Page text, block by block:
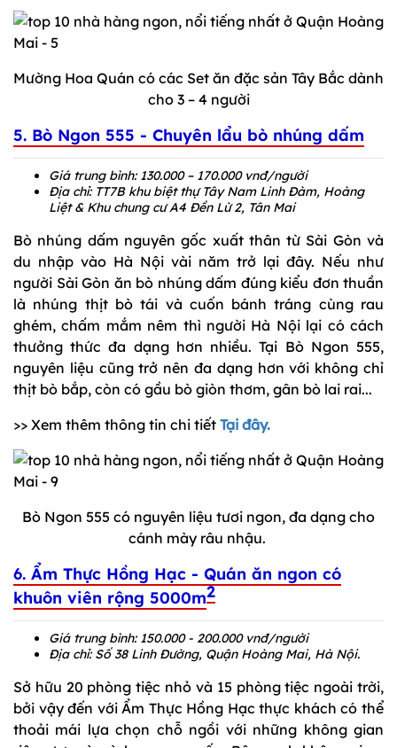
Mường Hoa Quán có các Set ăn đặc sản Tây Bắc dành
cho 3 – 4 người
5. Bò Ngon 555 - Chuyên lẩu bò nhúng dấm
Giá trung bình: 130.000 – 170.000 vnđ/người
Địa chỉ: TT7B khu biệt thự Tây Nam Linh Đàm, Hoàng
Liệt & Khu chung cư A4 Đền Lừ 2, Tân Mai
Bò nhúng dấm nguyên gốc xuất thân từ Sài Gòn và
du nhập vào Hà Nội vài năm trở lại đây. Nếu như
người Sài Gòn ăn bò nhúng dấm đúng kiểu đơn thuần
là nhúng thịt bò tái và cuốn bánh tráng cùng rau
ghém, chấm mắm nêm thì người Hà Nội lại có cách
thưởng thức đa dạng hơn nhiều. Tại Bò Ngon 555,
nguyên liệu cũng trở nên đa dạng hơn với không chỉ
thịt bò bắp, còn có gầu bò giòn thơm, gân bò lai rai...
>> Xem thêm thông tin chi tiết Tại đây.
Bò Ngon 555 có nguyên liệu tươi ngon, đa dạng cho
cánh mày râu nhậu.
6. Ẩm Thực Hồng Hạc - Quán ăn ngon có
khuôn viên rộng 5000m2
Giá trung bình: 150.000 - 200.000 vnđ/người
Địa chỉ: Số 38 Linh Đường, Quận Hoàng Mai, Hà Nội.
Sở hữu 20 phòng tiệc nhỏ và 15 phòng tiệc ngoài trời,
bởi vậy đến với Ẩm Thực Hồng Hạc thực khách có thể
thoải mái lựa chọn chỗ ngồi với những không gian